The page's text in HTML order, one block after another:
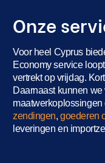
Onze
Voor heel Cyprus
Economy service
vertrekt op vrijdag.
Daarnaast kunnen
zendingen,goederen
leveringen en